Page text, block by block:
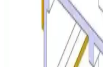
Alt döşeme lekeleri her zaman
ölçümü, sağlamlık testleri ve
değerlendirilir. Hasarlı
kokuları önler.
Evde Küf Problemi:
Yöntemleri ve